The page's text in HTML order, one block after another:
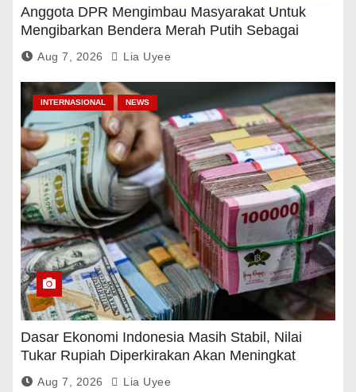
Anggota DPR Mengimbau Masyarakat Untuk
Mengibarkan Bendera Merah Putih Sebagai
Tanda Rasa Terima Kasih
Aug 7, 2026 Lia Uyee
INTERNASIONAL NEWS
Dasar Ekonomi Indonesia Masih Stabil, Nilai
Tukar Rupiah Diperkirakan Akan Meningkat
Aug 7, 2026 Lia Uyee